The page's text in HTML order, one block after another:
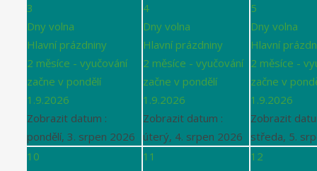
3
Dny volna
Hlavní prázdniny
2 měsíce - vyučování
začne v pondělí
1.9.2026
Zobrazit datum :
pondělí, 3. srpen 2026
4
Dny volna
Hlavní prázdniny
2 měsíce - vyučování
začne v pondělí
1.9.2026
Zobrazit datum :
úterý, 4. srpen 2026
5
Dny volna
Hlavní
2 měsíce -
začne v
1.9.2026
Zobrazit
středa, 5.
10
11
12